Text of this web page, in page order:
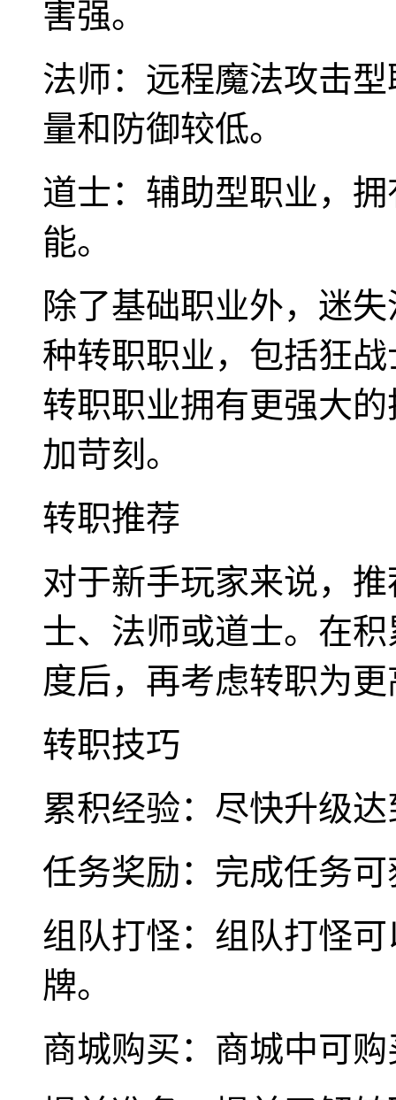
害强。
法师：远程魔法攻击
量和防御较低。
道士：辅助型职业，
能。
除了基础职业外，迷
种转职职业，包括狂
转职职业拥有更强大
加苛刻。
转职推荐
对于新手玩家来说，
士、法师或道士。在
度后，再考虑转职为
转职技巧
累积经验：尽快升级
任务奖励：完成任务
组队打怪：组队打怪
牌。
商城购买：商城中可